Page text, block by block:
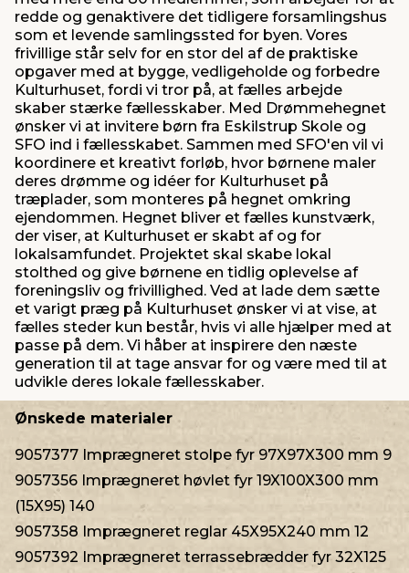
redde og genaktivere det tidligere forsamlingshus
som et levende samlingssted for byen. Vores
frivillige står selv for en stor del af de praktiske
opgaver med at bygge, vedligeholde og forbedre
Kulturhuset, fordi vi tror på, at fælles arbejde
skaber stærke fællesskaber. Med Drømmehegnet
ønsker vi at invitere børn fra Eskilstrup Skole og
SFO ind i fællesskabet. Sammen med SFO'en vil vi
koordinere et kreativt forløb, hvor børnene maler
deres drømme og idéer for Kulturhuset på
træplader, som monteres på hegnet omkring
ejendommen. Hegnet bliver et fælles kunstværk,
der viser, at Kulturhuset er skabt af og for
lokalsamfundet. Projektet skal skabe lokal
stolthed og give børnene en tidlig oplevelse af
foreningsliv og frivillighed. Ved at lade dem sætte
et varigt præg på Kulturhuset ønsker vi at vise, at
fælles steder kun består, hvis vi alle hjælper med at
passe på dem. Vi håber at inspirere den næste
generation til at tage ansvar for og være med til at
udvikle deres lokale fællesskaber.
Ønskede materialer
9057377 Imprægneret stolpe fyr 97X97X300 mm 9
9057356 Imprægneret høvlet fyr 19X100X300 mm
(15X95) 140
9057358 Imprægneret reglar 45X95X240 mm 12
9057392 Imprægneret terrassebrædder fyr 32X125